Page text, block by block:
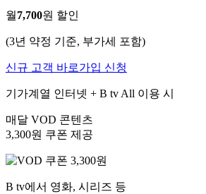
월7,700원 할인
(3년 약정 기준, 부가세 포함)
신규 고객 바로가입 신청
기가계열 인터넷 + B tv All 이용 시
매달 VOD 콘텐츠
3,300원 쿠폰 제공
B tv에서 영화, 시리즈 등